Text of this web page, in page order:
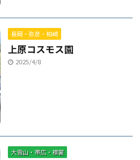
長岡・弥彦・柏崎
上原コスモス園
2025/4/8
大雪山・帯広・襟裳